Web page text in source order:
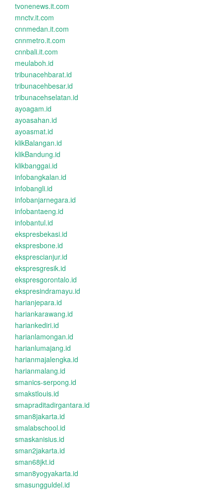
tvonenews.it.com
mnctv.it.com
cnnmedan.it.com
cnnmetro.it.com
cnnbali.it.com
meulaboh.id
tribunacehbarat.id
tribunacehbesar.id
tribunacehselatan.id
ayoagam.id
ayoasahan.id
ayoasmat.id
klikBalangan.id
klikBandung.id
klikbanggai.id
infobangkalan.id
infobangli.id
infobanjarnegara.id
infobantaeng.id
infobantul.id
ekspresbekasi.id
ekspresbone.id
eksprescianjur.id
ekspresgresik.id
ekspresgorontalo.id
ekspresindramayu.id
harianjepara.id
hariankarawang.id
hariankediri.id
harianlamongan.id
harianlumajang.id
harianmajalengka.id
harianmalang.id
smanics-serpong.id
smakstlouis.id
smapraditadirgantara.id
sman8jakarta.id
smalabschool.id
smaskanisius.id
sman2jakarta.id
sman68jkt.id
sman8yogyakarta.id
smasungguldel.id